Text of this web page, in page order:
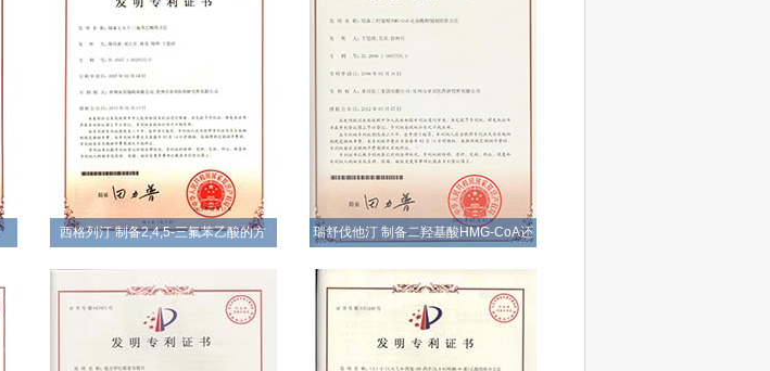
西格列汀 制备2,4,5-三氟苯乙酸的方
瑞舒伐他汀 制备二羟基酸HMG-CoA还